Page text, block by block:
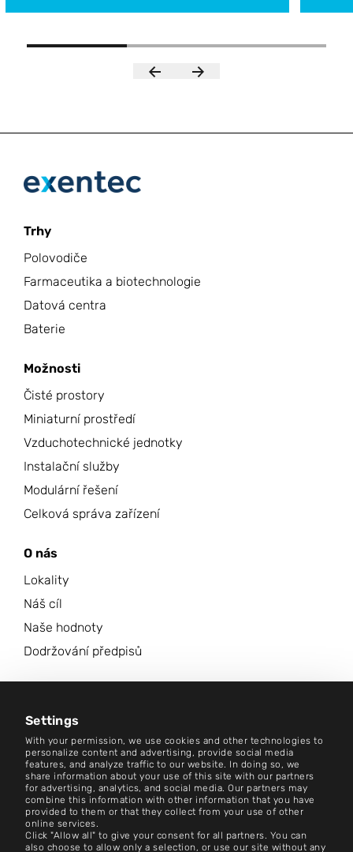
Settings
With your permission, we use cookies and other technologies to
personalize content and advertising, provide social media
features, and analyze traffic to our website. In doing so, we
share information about your use of this site with our partners
for advertising, analytics, and social media. Our partners may
combine this information with other information that you have
provided to them or that they collect from your use of other
online services.
Click "Allow all" to give your consent for all partners. You can
also choose to allow only a selection, or use our site without any
Trhy
Polovodiče
Farmaceutika a biotechnologie
Datová centra
Baterie
Možnosti
Čisté prostory
Miniaturní prostředí
Vzduchotechnické jednotky
Instalační služby
Modulární řešení
Celková správa zařízení
O nás
Lokality
Náš cíl
Naše hodnoty
Dodržování předpisů
Centrum zpravodajství
Kontakt
Kariéra
Podmínky a pravidla
Otisk